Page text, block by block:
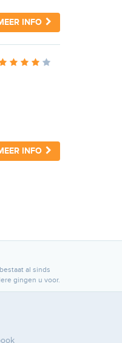
INFO
INFO
al sinds
gingen u voor.